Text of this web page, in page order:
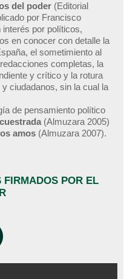
del poder (Editorial
por Francisco
por políticos,
en conocer con detalle la
el sometimiento al
completas, la
y crítico y la rotura
ciudadanos, sin la cual la
de pensamiento político
(Almuzara 2005)
amos (Almuzara 2007).
POR EL